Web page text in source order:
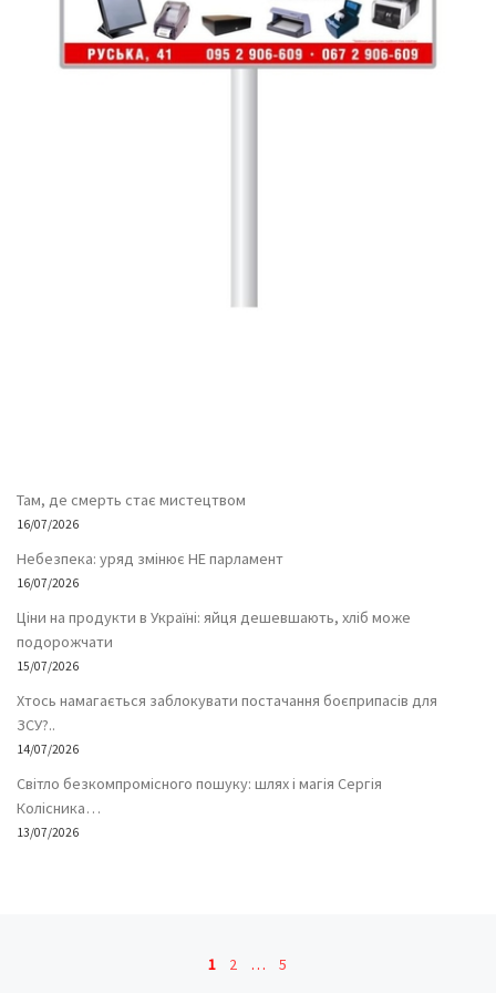
Там, де смерть стає мистецтвом
16/07/2026
Небезпека: уряд змінює НЕ парламент
16/07/2026
Ціни на продукти в Україні: яйця дешевшають, хліб може
подорожчати
15/07/2026
Хтось намагається заблокувати постачання боєприпасів для
ЗСУ?..
14/07/2026
Світло безкомпромісного пошуку: шлях і магія Сергія
Колісника…
13/07/2026
Навігація записів
1 2 … 5